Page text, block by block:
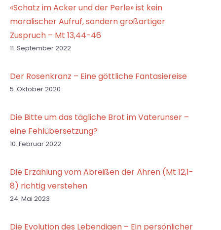
«Schatz im Acker und der Perle» ist kein
moralischer Aufruf, sondern großartiger
Zuspruch – Mt 13,44-46
11. September 2022
Der Rosenkranz – Eine göttliche Fantasiereise
5. Oktober 2020
Die Bitte um das tägliche Brot im Vaterunser –
eine Fehlübersetzung?
10. Februar 2022
Die Erzählung vom Abreißen der Ähren (Mt 12,1-
8) richtig verstehen
24. Mai 2023
Die Evolution des Lebendigen – Ein persönlicher